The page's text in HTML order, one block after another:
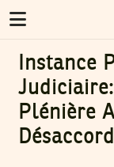
Instance
Plénière